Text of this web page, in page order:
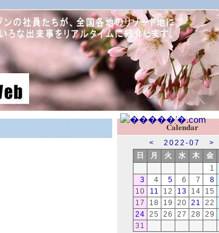
Calendar
< 2022-07
>
日
月 火 水 木 金
1
3
4 5 6 7 8
10
11 12 13 14 15
17
18 19 20 21 22
24 25 26 27 28 29
31